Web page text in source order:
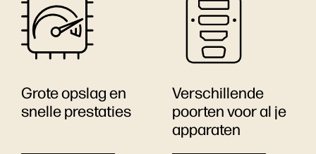
Grote opslag en
snelle prestaties
Verschillende
poorten voor al je
apparaten